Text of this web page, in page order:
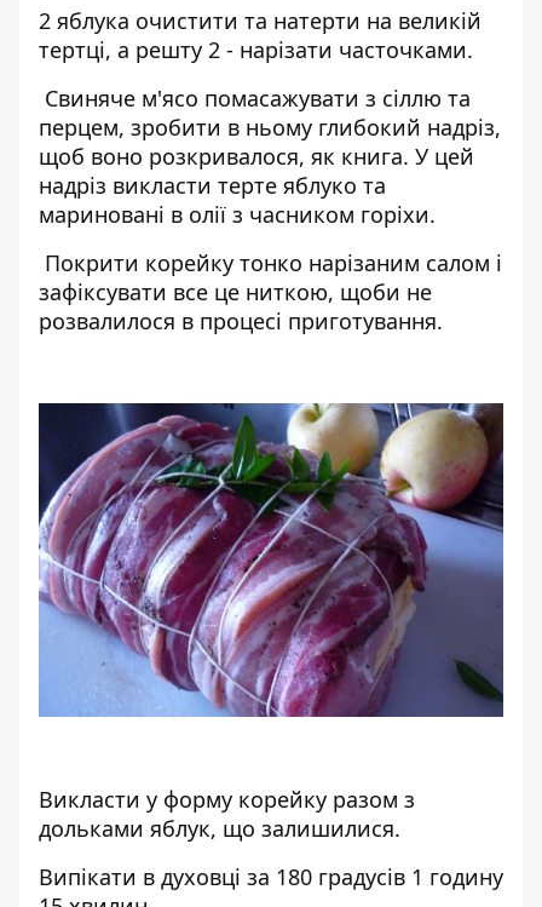
2 яблука очистити та натерти на великій
тертці, а решту 2 - нарізати часточками.
Свиняче м'ясо помасажувати з сіллю та
перцем, зробити в ньому глибокий надріз,
щоб воно розкривалося, як книга. У цей
надріз викласти терте яблуко та
мариновані в олії з часником горіхи.
Покрити корейку тонко нарізаним салом і
зафіксувати все це ниткою, щоби не
розвалилося в процесі приготування.
Викласти у форму корейку разом з
дольками яблук, що залишилися.
Випікати в духовці за 180 градусів 1 годину